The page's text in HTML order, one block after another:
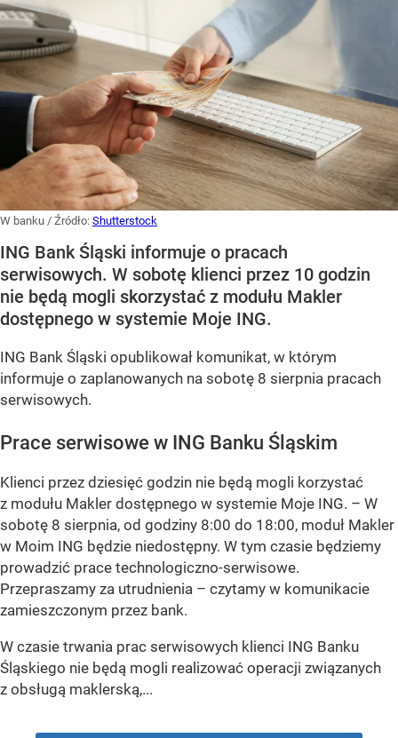
W banku / Źródło: Shutterstock
ING Bank Śląski informuje o pracach
serwisowych. W sobotę klienci przez 10 godzin
nie będą mogli skorzystać z modułu Makler
dostępnego w systemie Moje ING.
ING Bank Śląski opublikował komunikat, w którym
informuje o zaplanowanych na sobotę 8 sierpnia pracach
serwisowych.
Prace serwisowe w ING Banku Śląskim
Klienci przez dziesięć godzin nie będą mogli korzystać
z modułu Makler dostępnego w systemie Moje ING. – W
sobotę 8 sierpnia, od godziny 8:00 do 18:00, moduł Makler
w Moim ING będzie niedostępny. W tym czasie będziemy
prowadzić prace technologiczno-serwisowe.
Przepraszamy za utrudnienia – czytamy w komunikacie
zamieszczonym przez bank.
W czasie trwania prac serwisowych klienci ING Banku
Śląskiego nie będą mogli realizować operacji związanych
z obsługą maklerską,...